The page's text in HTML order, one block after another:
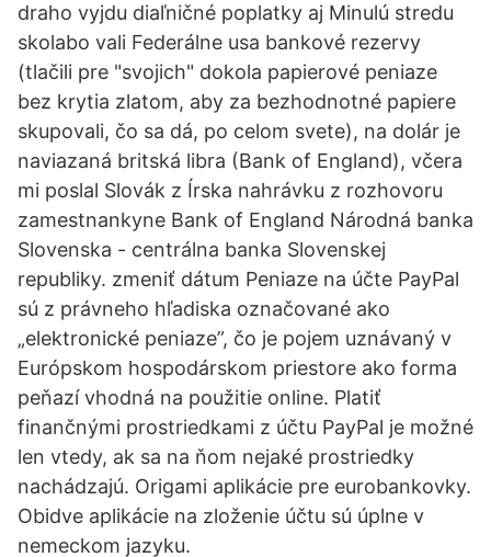
draho vyjdu diaľničné poplatky aj Minulú stredu
skolabo vali Federálne usa bankové rezervy
(tlačili pre "svojich" dokola papierové peniaze
bez krytia zlatom, aby za bezhodnotné papiere
skupovali, čo sa dá, po celom svete), na dolár je
naviazaná britská libra (Bank of England), včera
mi poslal Slovák z Írska nahrávku z rozhovoru
zamestnankyne Bank of England Národná banka
Slovenska - centrálna banka Slovenskej
republiky. zmeniť dátum Peniaze na účte PayPal
sú z právneho hľadiska označované ako
„elektronické peniaze”, čo je pojem uznávaný v
Európskom hospodárskom priestore ako forma
peňazí vhodná na použitie online. Platiť
finančnými prostriedkami z účtu PayPal je možné
len vtedy, ak sa na ňom nejaké prostriedky
nachádzajú. Origami aplikácie pre eurobankovky.
Obidve aplikácie na zloženie účtu sú úplne v
nemeckom jazyku.